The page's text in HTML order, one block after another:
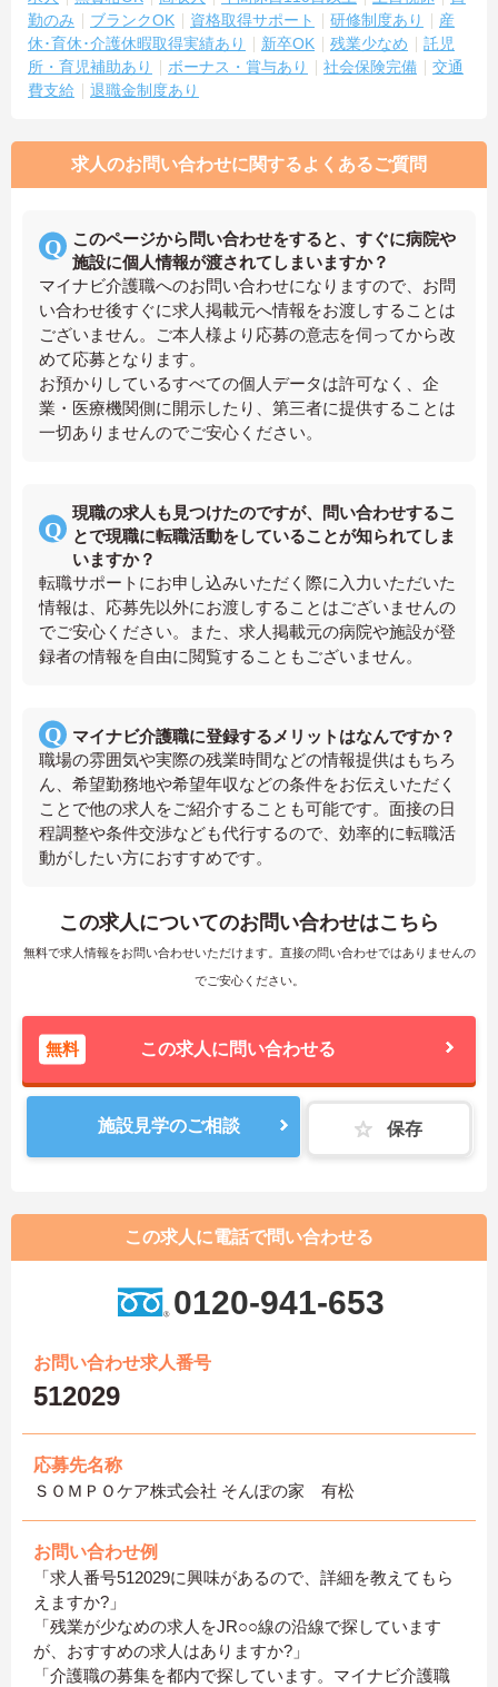
勤のみ
ブランクOK 資格取得サポート 研修制度あり
産
休･育休･介護休暇取得実績あり
新卒OK 残業少なめ
託児
所・育児補助あり
ボーナス・賞与あり 社会保険完備
交通
費支給
退職金制度あり
求人のお問い合わせに関するよくあるご質問
このページから問い合わせをすると、すぐに病院や
施設に個人情報が渡されてしまいますか？
マイナビ介護職へのお問い合わせになりますので、お問
い合わせ後すぐに求人掲載元へ情報をお渡しすることは
ございません。ご本人様より応募の意志を伺ってから改
めて応募となります。
お預かりしているすべての個人データは許可なく、企
業・医療機関側に開示したり、第三者に提供することは
一切ありませんのでご安心ください。
現職の求人も見つけたのですが、問い合わせするこ
とで現職に転職活動をしていることが知られてしま
いますか？
転職サポートにお申し込みいただく際に入力いただいた
情報は、応募先以外にお渡しすることはございませんの
でご安心ください。また、求人掲載元の病院や施設が登
録者の情報を自由に閲覧することもございません。
マイナビ介護職に登録するメリットはなんですか？
職場の雰囲気や実際の残業時間などの情報提供はもちろ
ん、希望勤務地や希望年収などの条件をお伝えいただく
ことで他の求人をご紹介することも可能です。面接の日
程調整や条件交渉なども代行するので、効率的に転職活
動がしたい方におすすめです。
この求人についてのお問い合わせはこちら
無料で求人情報をお問い合わせいただけます。直接の問い合わせではありませんの
でご安心ください。
無料 この求人に問い合わせる
施設見学のご相談 保存
この求人に電話で問い合わせる
0120-941-653
お問い合わせ求人番号
512029
応募先名称
ＳＯＭＰＯケア株式会社 そんぽの家 有松
お問い合わせ例
「求人番号512029に興味があるので、詳細を教えてもら
えますか?」
「残業が少なめの求人をJR○○線の沿線で探しています
が、おすすめの求人はありますか?」
「介護職の募集を都内で探しています。マイナビ介護職